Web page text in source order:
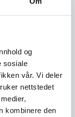
og
sosiale
vår. Vi deler
nettstedet
kombinere den
flere
i digital
mot 25
at de
mot
Opinion AS.